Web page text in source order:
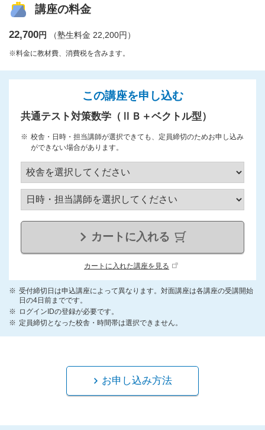
講座の料金
22,700円 （塾生料金 22,200円）
※料金に教材費、消費税を含みます。
この講座を申し込む
共通テスト対策数学（ⅡＢ＋ベクトル型）
校舎・日時・担当講師が選択できても、定員締切のためお申し込み
ができない場合があります。
カートに入れる
カートに入れた講座を見る
受付締切日は申込講座によって異なります。対面講座は各講座の受講開始
日の4日前までです。
ログインIDの登録が必要です。
定員締切となった校舎・時間帯は選択できません。
お申し込み方法